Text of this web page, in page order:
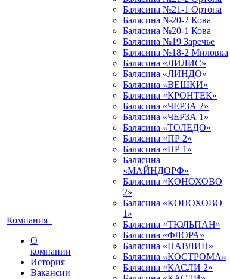
Компания
О
компании
История
Вакансии
Балясина №21-1 Ортона
Балясина №20-2 Кова
Балясина №20-1 Кова
Балясина №19 Заречье
Балясина №18-2 Миловка
Балясина «ЛИЛИС»
Балясина «ЛИНДО»
Балясина «ВЕШКИ»
Балясина «КРОНТЕК»
Балясина «ЧЕРЗА 2»
Балясина «ЧЕРЗА 1»
Балясина «ТОЛЕДО»
Балясина «ПР 2»
Балясина «ПР 1»
Балясина
«МАЙНДОРФ»
Балясина «КОНОХОВО
2»
Балясина «КОНОХОВО
1»
Балясина «ТЮЛЬПАН»
Балясина «ФЛОРА»
Балясина «ПАВЛИН»
Балясина «КОСТРОМА»
Балясина «КАСЛИ 2»